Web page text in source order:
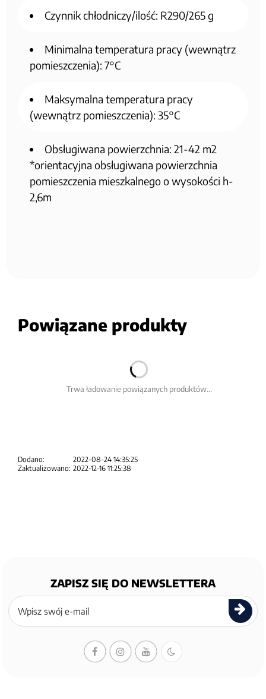
Czynnik chłodniczy/ilość: R290/265 g
Minimalna temperatura pracy (wewnątrz
pomieszczenia): 7°C
Maksymalna temperatura pracy
(wewnątrz pomieszczenia): 35°C
Obsługiwana powierzchnia: 21-42 m2
*orientacyjna obsługiwana powierzchnia
pomieszczenia mieszkalnego o wysokości h-
2,6m
Powiązane produkty
Trwa ładowanie powiązanych produktów...
Dodano:
2022-08-24 14:35:25
Zaktualizowano: 2022-12-16 11:25:38
ZAPISZ SIĘ DO NEWSLETTERA
Zapisz
się
newslettera